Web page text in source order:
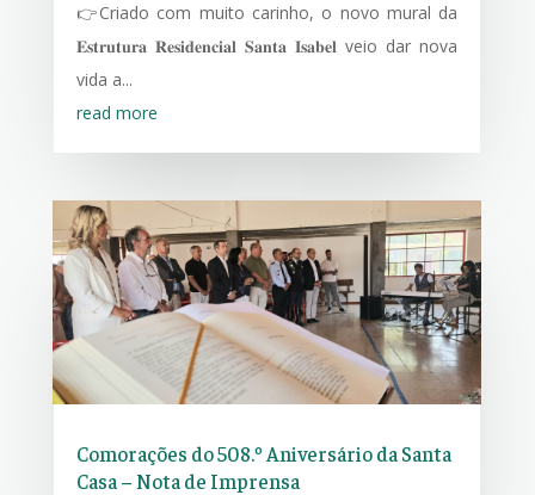
👉Criado com muito carinho, o novo mural da
𝐄𝐬𝐭𝐫𝐮𝐭𝐮𝐫𝐚 𝐑𝐞𝐬𝐢𝐝𝐞𝐧𝐜𝐢𝐚𝐥 𝐒𝐚𝐧𝐭𝐚 𝐈𝐬𝐚𝐛𝐞𝐥 veio dar nova
vida a...
read more
Comorações do 508.º Aniversário da Santa
Casa – Nota de Imprensa